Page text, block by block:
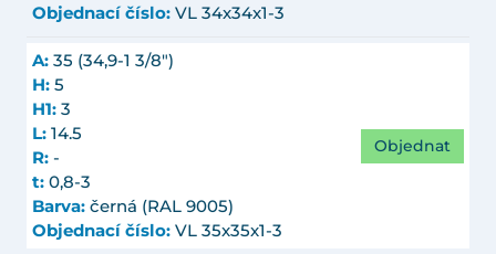
Objednací číslo: VL 34x34x1-3
A: 35 (34,9-1 3/8")
H: 5
H1: 3
L: 14.5
R: -
t: 0,8-3
Barva: černá (RAL 9005)
Objednací číslo: VL 35x35x1-3
Objednat